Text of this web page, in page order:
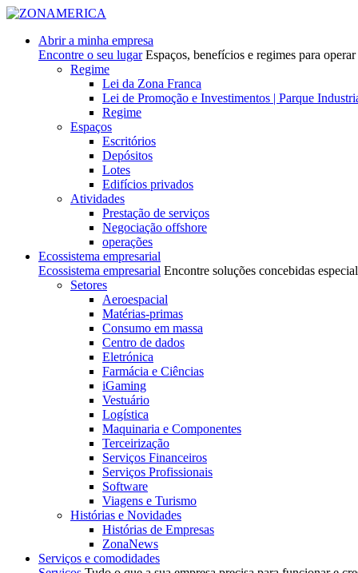
Abrir a minha empresa
Encontre o seu lugar Espaços, benefícios e regimes para
Regime
Lei da Zona Franca
Lei de Promoção e Investimentos | Parque
Regime
Espaços
Escritórios
Depósitos
Lotes
Edifícios privados
Atividades
Prestação de serviços
Negociação offshore
operações
Ecossistema empresarial
Ecossistema empresarial Encontre soluções concebidas
Setores
Aeroespacial
Matérias-primas
Consumo em massa
Centro de dados
Eletrónica
Farmácia e Ciências
iGaming
Vestuário
Logística
Maquinaria e Componentes
Terceirização
Serviços Financeiros
Serviços Profissionais
Software
Viagens e Turismo
Histórias e Novidades
Histórias de Empresas
ZonaNews
Serviços e comodidades